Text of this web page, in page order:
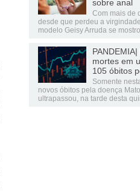
sobre anal
Com mais de
desde que perdeu a
modelo Geisy Arruda se
mortes em
105 óbitos
Somente
novos óbitos pela doença
ultrapassou, na tarde desta